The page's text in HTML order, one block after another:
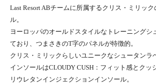
Last Resort ABチームに所属するクリス・ミリッ
ル。
ヨーロッパのオールドスタイルなトレーニングシ
ており、つまさきのT字のパネルが特徴的。
クリス・ミリックらしいユニークなシュータンラ
インソールはCLOUDY CUSH：フィット感とクッ
リウレタンインジェクションインソール。